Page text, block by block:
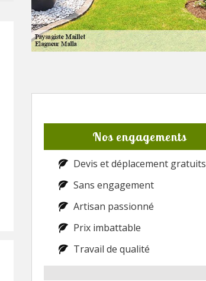
Nos engagements
Devis et déplacement gratuits
Sans engagement
Artisan passionné
Prix imbattable
Travail de qualité